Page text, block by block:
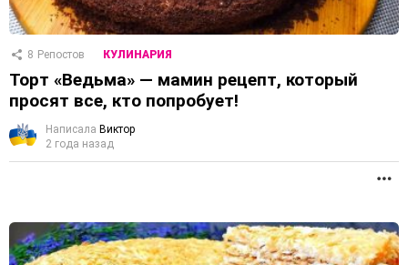
8 Репостов КУЛИНАРИЯ
Торт «Ведьма» — мамин рецепт, который
просят все, кто попробует!
Написала Виктор
2 года назад